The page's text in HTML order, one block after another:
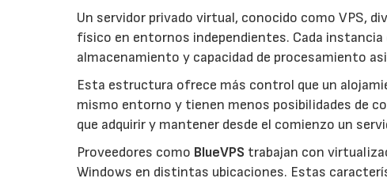
Un servidor privado virtual, conocido como VPS,
físico en entornos independientes. Cada
almacenamiento y capacidad de procesamiento
Esta estructura ofrece más control que un
mismo entorno y tienen menos posibilidades de
que adquirir y mantener desde el comienzo un
Proveedores como BlueVPS trabajan con
Windows en distintas ubicaciones. Estas